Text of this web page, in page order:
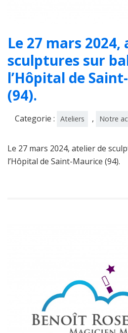
Le 27 mars
sculptures sur
l’Hôpital de
(94).
Categorie : Ateliers , Notre
Le 27 mars 2024, atelier de
l’Hôpital de Saint-Maurice (94).